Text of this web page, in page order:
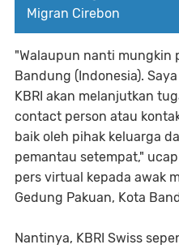
Migran Cirebon
"Walaupun nanti mungkin
Bandung (Indonesia).
KBRI akan melanjutkan
contact person atau
baik oleh pihak keluarga
pemantau setempat,"
pers virtual kepada awak
Gedung Pakuan, Kota
Nantinya, KBRI Swiss